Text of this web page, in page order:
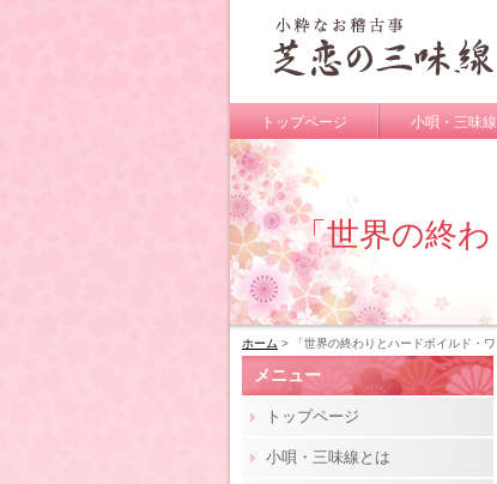
トップページ 小唄・三味
「世界の終
ホーム > 「世界の終わりとハードボイルド・ワ
メニュー
トップページ
小唄・三味線とは